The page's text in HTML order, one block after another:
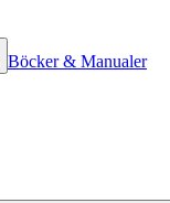
Böcker & Manualer